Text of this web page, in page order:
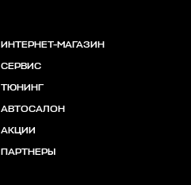
ИНТЕРНЕТ-МАГАЗИН
СЕРВИС
ТЮНИНГ
АВТОСАЛОН
АКЦИИ
ПАРТНЕРЫ